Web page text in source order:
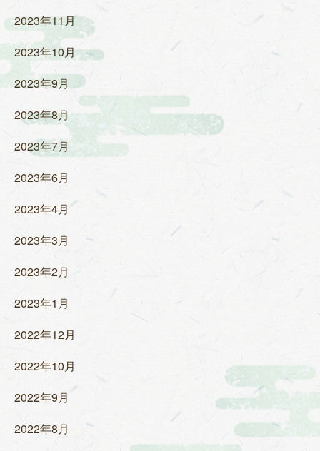
2023年11月
2023年10月
2023年9月
2023年8月
2023年7月
2023年6月
2023年4月
2023年3月
2023年2月
2023年1月
2022年12月
2022年10月
2022年9月
2022年8月